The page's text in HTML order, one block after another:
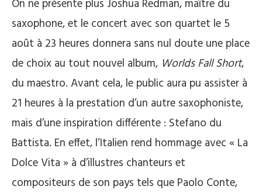
On ne présente plus Joshua Redman, maître du
saxophone, et le concert avec son quartet le 5
août à 23 heures donnera sans nul doute une place
de choix au tout nouvel album, Worlds Fall Short,
du maestro. Avant cela, le public aura pu assister à
21 heures à la prestation d’un autre saxophoniste,
mais d’une inspiration différente : Stefano du
Battista. En effet, l’Italien rend hommage avec « La
Dolce Vita » à d’illustres chanteurs et
compositeurs de son pays tels que Paolo Conte,